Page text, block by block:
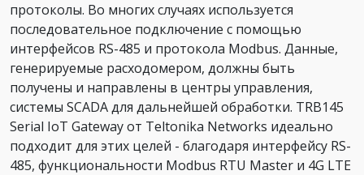
протоколы. Во многих случаях используется
последовательное подключение с помощью
интерфейсов RS-485 и протокола Modbus. Данные,
генерируемые расходомером, должны быть
получены и направлены в центры управления,
системы SCADA для дальнейшей обработки. TRB145
Serial IoT Gateway от Teltonika Networks идеально
подходит для этих целей - благодаря интерфейсу RS-
485, функциональности Modbus RTU Master и 4G LTE